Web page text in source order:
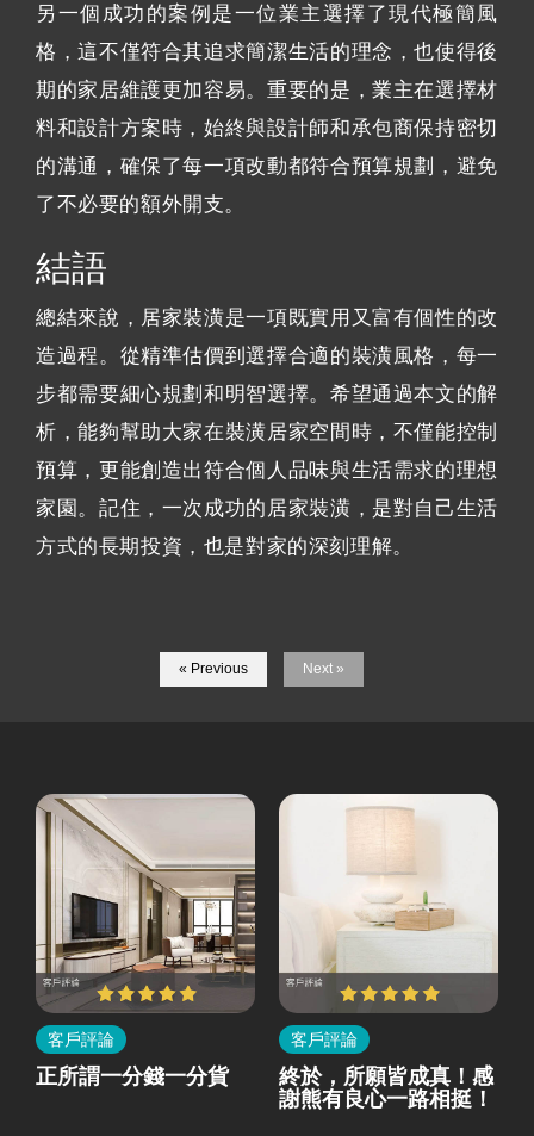
另一個成功的案例是一位業主選擇了現代極簡風
格，這不僅符合其追求簡潔生活的理念，也使得後
期的家居維護更加容易。重要的是，業主在選擇材
料和設計方案時，始終與設計師和承包商保持密切
的溝通，確保了每一項改動都符合預算規劃，避免
了不必要的額外開支。
結語
總結來說，居家裝潢是一項既實用又富有個性的改
造過程。從精準估價到選擇合適的裝潢風格，每一
步都需要細心規劃和明智選擇。希望通過本文的解
析，能夠幫助大家在裝潢居家空間時，不僅能控制
預算，更能創造出符合個人品味與生活需求的理想
家園。記住，一次成功的居家裝潢，是對自己生活
方式的長期投資，也是對家的深刻理解。
« Previous Next »
客戶評論
正所謂一分錢一分貨
客戶評論
終於，所願皆成真！感
謝熊有良心一路相挺！